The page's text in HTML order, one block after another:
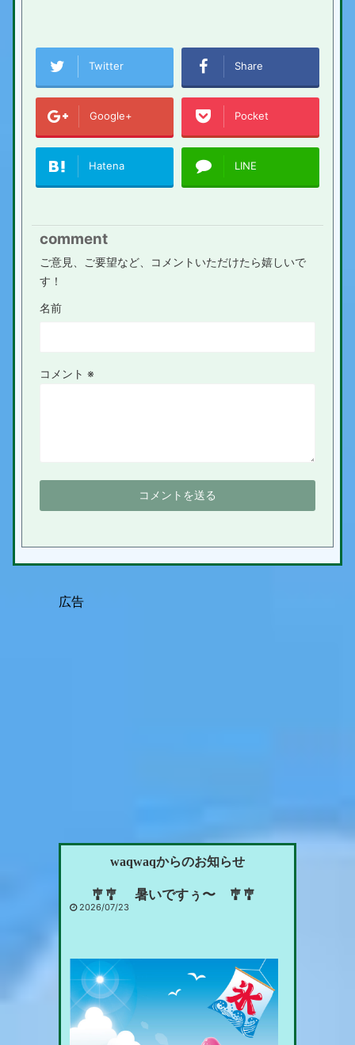
Twitter Share
Google+ Pocket
Hatena LINE
comment
ご意見、ご要望など、コメントいただけたら嬉しいで
す！
名前
コメント ※
waqwaqからのお知らせ
🎐🎐 暑いですぅ〜 🎐🎐
2026/07/23